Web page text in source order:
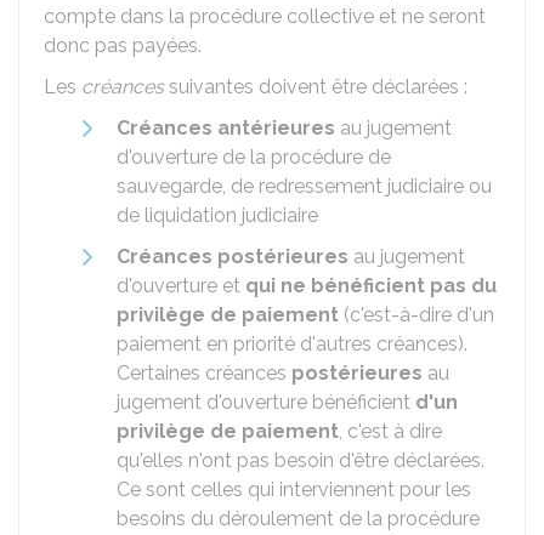
compte dans la procédure collective et ne seront
donc pas payées.
Les créancessuivantes doivent être déclarées :
Créances antérieures au jugement
d'ouverture de la procédure de
sauvegarde, de redressement judiciaire ou
de liquidation judiciaire
Créances postérieures au jugement
d'ouverture et qui ne bénéficient pas du
privilège de paiement (c'est-à-dire d'un
paiement en priorité d'autres créances).
Certaines créances postérieures au
jugement d'ouverture bénéficient d'un
privilège de paiement, c'est à dire
qu'elles n'ont pas besoin d'être déclarées.
Ce sont celles qui interviennent pour les
besoins du déroulement de la procédure